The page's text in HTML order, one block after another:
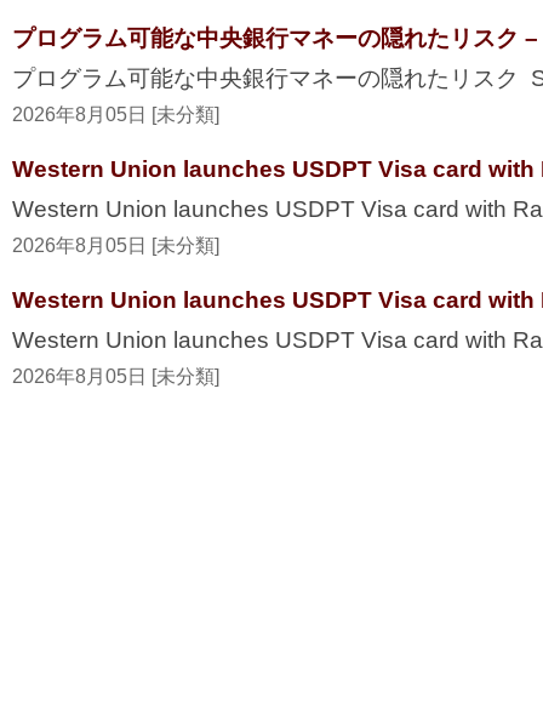
プログラム可能な中央銀行マネーの隠れたリスク
プログラム可能な中央銀行マネーの隠れたリスク
2026年8月05日 [未分類]
Western Union launches USDPT Visa card
Western Union launches USDPT Visa card with
2026年8月05日 [未分類]
Western Union launches USDPT Visa card with
Western Union launches USDPT Visa card with
2026年8月05日 [未分類]